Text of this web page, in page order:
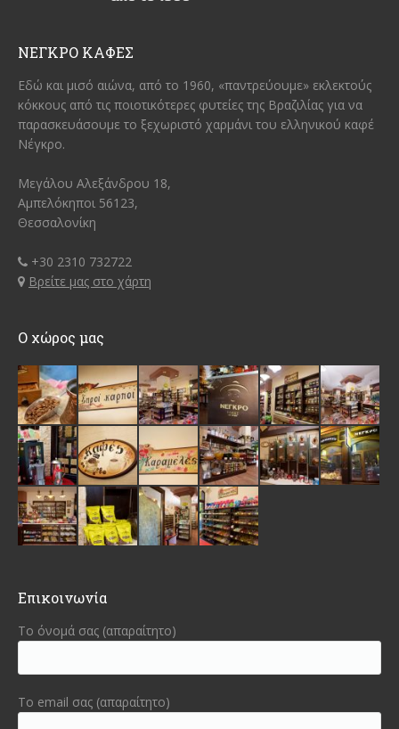
ΝΕΓΚΡΟ ΚΑΦΕΣ
Εδώ και μισό αιώνα, από το 1960, «παντρεύουμε» εκλεκτούς
κόκκους από τις ποιοτικότερες φυτείες της Βραζιλίας για να
παρασκευάσουμε το ξεχωριστό χαρμάνι του ελληνικού καφέ
Νέγκρο.
Μεγάλου Αλεξάνδρου 18,
Αμπελόκηποι 56123,
Θεσσαλονίκη
+30 2310 732722
Βρείτε μας στο χάρτη
Ο χώρος μας
Επικοινωνία
Το όνομά σας (απαραίτητο)
Το email σας (απαραίτητο)